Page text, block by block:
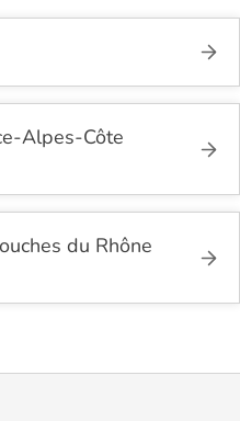
Alpes-Côte
du Rhône